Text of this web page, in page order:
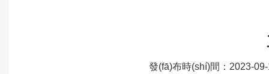
發(fā)布時(shí)間：2023-